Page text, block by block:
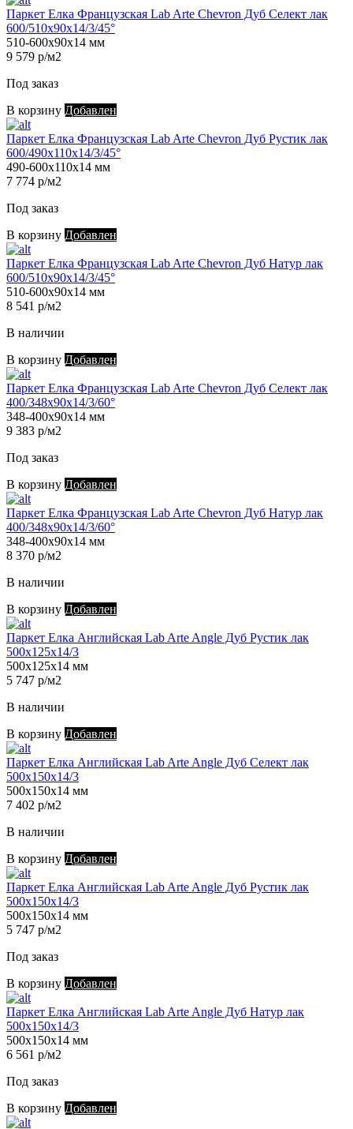
Паркет Елка Французская Lab Arte Chevron Дуб Селект лак
600/510х90х14/3/45°
510-600х90х14 мм
9 579 р/м2
Под заказ
В корзину Добавлен
Паркет Елка Французская Lab Arte Chevron Дуб Рустик лак
600/490х110х14/3/45°
490-600х110х14 мм
7 774 р/м2
Под заказ
В корзину Добавлен
Паркет Елка Французская Lab Arte Chevron Дуб Натур лак
600/510х90х14/3/45°
510-600х90х14 мм
8 541 р/м2
В наличии
В корзину Добавлен
Паркет Елка Французская Lab Arte Chevron Дуб Селект лак
400/348х90х14/3/60°
348-400х90х14 мм
9 383 р/м2
Под заказ
В корзину Добавлен
Паркет Елка Французская Lab Arte Chevron Дуб Натур лак
400/348х90х14/3/60°
348-400х90х14 мм
8 370 р/м2
В наличии
В корзину Добавлен
Паркет Елка Английская Lab Arte Angle Дуб Рустик лак
500х125х14/3
500х125х14 мм
5 747 р/м2
В наличии
В корзину Добавлен
Паркет Елка Английская Lab Arte Angle Дуб Селект лак
500х150х14/3
500х150х14 мм
7 402 р/м2
В наличии
В корзину Добавлен
Паркет Елка Английская Lab Arte Angle Дуб Рустик лак
500х150х14/3
500х150х14 мм
5 747 р/м2
Под заказ
В корзину Добавлен
Паркет Елка Английская Lab Arte Angle Дуб Натур лак
500х150х14/3
500х150х14 мм
6 561 р/м2
Под заказ
В корзину Добавлен